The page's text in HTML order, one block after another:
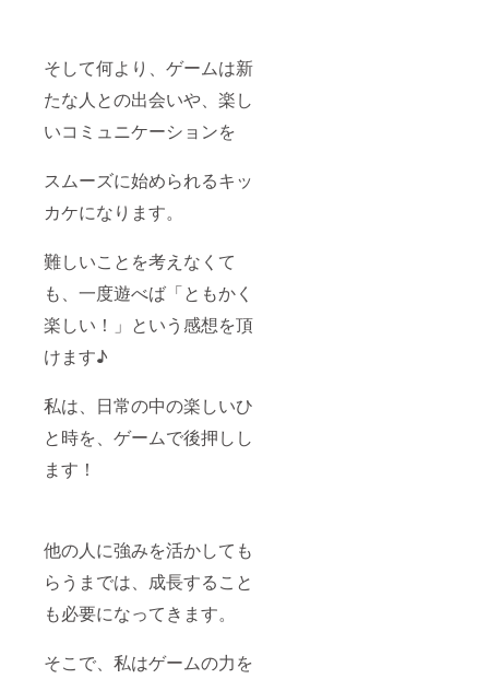
そして何より、ゲームは新
たな人との出会いや、楽し
いコミュニケーションを
スムーズに始められるキッ
カケになります。
難しいことを考えなくて
も、一度遊べば「ともかく
楽しい！」という感想を頂
けます♪
私は、日常の中の楽しいひ
と時を、ゲームで後押しし
ます！
他の人に強みを活かしても
らうまでは、成長すること
も必要になってきます。
そこで、私はゲームの力を